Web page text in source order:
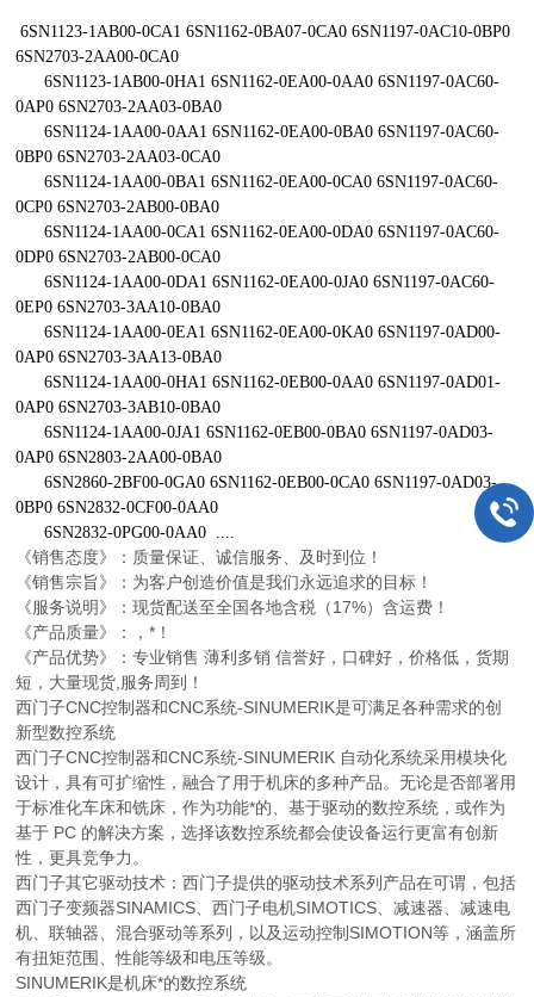
6SN1123-1AB00-0CA1 6SN1162-0BA07-0CA0 6SN1197-0AC10-0BP0
6SN2703-2AA00-0CA0
6SN1123-1AB00-0HA1 6SN1162-0EA00-0AA0 6SN1197-0AC60-
0AP0 6SN2703-2AA03-0BA0
6SN1124-1AA00-0AA1 6SN1162-0EA00-0BA0 6SN1197-0AC60-
0BP0 6SN2703-2AA03-0CA0
6SN1124-1AA00-0BA1 6SN1162-0EA00-0CA0 6SN1197-0AC60-
0CP0 6SN2703-2AB00-0BA0
6SN1124-1AA00-0CA1 6SN1162-0EA00-0DA0 6SN1197-0AC60-
0DP0 6SN2703-2AB00-0CA0
6SN1124-1AA00-0DA1 6SN1162-0EA00-0JA0 6SN1197-0AC60-
0EP0 6SN2703-3AA10-0BA0
6SN1124-1AA00-0EA1 6SN1162-0EA00-0KA0 6SN1197-0AD00-
0AP0 6SN2703-3AA13-0BA0
6SN1124-1AA00-0HA1 6SN1162-0EB00-0AA0 6SN1197-0AD01-
0AP0 6SN2703-3AB10-0BA0
6SN1124-1AA00-0JA1 6SN1162-0EB00-0BA0 6SN1197-0AD03-
0AP0 6SN2803-2AA00-0BA0
6SN2860-2BF00-0GA0 6SN1162-0EB00-0CA0 6SN1197-0AD03-
0BP0 6SN2832-0CF00-0AA0
6SN2832-0PG00-0AA0 ....
《销售态度》：质量保证、诚信服务、及时到位！
《销售宗旨》：为客户创造价值是我们永远追求的目标！
《服务说明》：现货配送至全国各地含税（17%）含运费！
《产品质量》：，*！
《产品优势》：专业销售 薄利多销 信誉好，口碑好，价格低，货期
短，大量现货,服务周到！
西门子CNC控制器和CNC系统-SINUMERIK是可满足各种需求的创
新型数控系统
西门子CNC控制器和CNC系统-SINUMERIK 自动化系统采用模块化
设计，具有可扩缩性，融合了用于机床的多种产品。无论是否部署用
于标准化车床和铣床，作为功能*的、基于驱动的数控系统，或作为
基于 PC 的解决方案，选择该数控系统都会使设备运行更富有创新
性，更具竞争力。
西门子其它驱动技术：西门子提供的驱动技术系列产品在可谓，包括
西门子变频器SINAMICS、西门子电机SIMOTICS、减速器、减速电
机、联轴器、混合驱动等系列，以及运动控制SIMOTION等，涵盖所
有扭矩范围、性能等级和电压等级。
SINUMERIK是机床*的数控系统